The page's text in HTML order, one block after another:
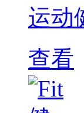
运动
查看